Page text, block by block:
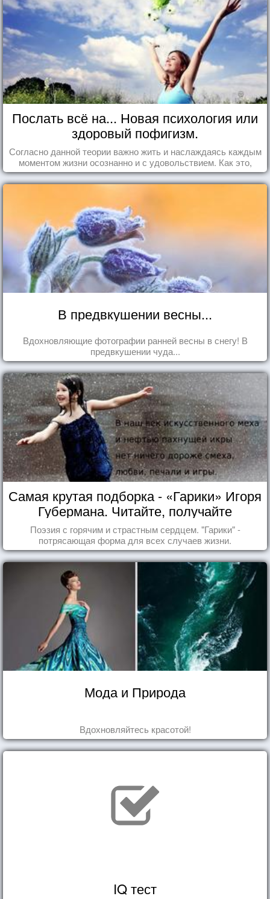
Послать всё на... Новая психология или
здоровый пофигизм.
Согласно данной теории важно жить и наслаждаясь каждым
моментом жизни осознанно и с удовольствием. Как это,
попробуем разобраться на реальных примерах.
В предвкушении весны...
Вдохновляющие фотографии ранней весны в снегу! В
предвкушении чуда...
Самая крутая подборка - «Гарики» Игоря
Губермана. Читайте, получайте
удовольствие!
Поэзия с горячим и страстным сердцем. "Гарики" -
потрясающая форма для всех случаев жизни.
Мода и Природа
Вдохновляйтесь красотой!
IQ тест